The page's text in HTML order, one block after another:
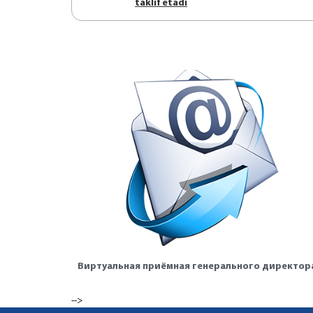
tаklif etаdi
Виртуальная приёмная генерального
-->